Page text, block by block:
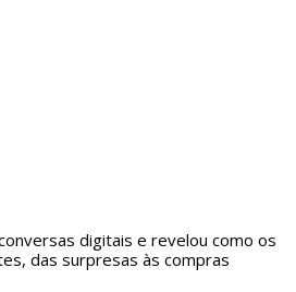
digitais e revelou como os
das surpresas às compras